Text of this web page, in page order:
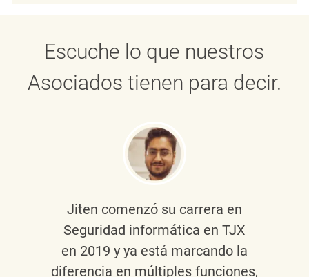
Escuche lo que nuestros
Asociados tienen para decir.
Jiten comenzó su carrera en
Seguridad informática en TJX
en 2019 y ya está marcando la
diferencia en múltiples funciones,